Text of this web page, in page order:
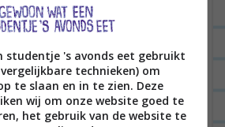
achter
niet gepubliceerd.Vereiste
studentje 's avonds eet gebruikt
technieken) om
te slaan en in te zien. Deze
wij om onze website goed te
het gebruik van de website te